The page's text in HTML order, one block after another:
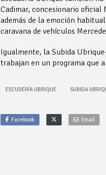
Cadimar, concesionario oficial
además de la emoción
caravana de vehículos
Igualmente, la Subida
trabajan en un programa que
ESCUDERÍA UBRIQUE SUBIDA
Facebook Email